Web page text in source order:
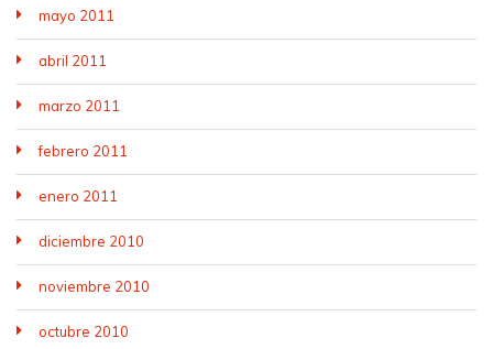
mayo 2011
abril 2011
marzo 2011
febrero 2011
enero 2011
diciembre 2010
noviembre 2010
octubre 2010